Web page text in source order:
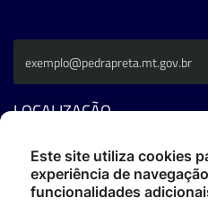
LOCALIZAÇÃO
Av. Fernando C. Da Costa - CEP:
Fone: (66) 3486-4400
ouvidoria@pedrapreta.mt.gov.br
Este site utiliza cookies
experiência de
funcionalidades